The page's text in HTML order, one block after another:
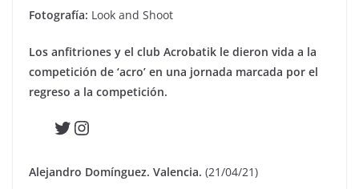
Fotografía: Look and Shoot
Los anfitriones y el club Acrobatik le dieron vida a la
competición de ‘acro’ en una jornada marcada por el
regreso a la competición.
Twitter
Instagram
Alejandro Domínguez. Valencia. (21/04/21)